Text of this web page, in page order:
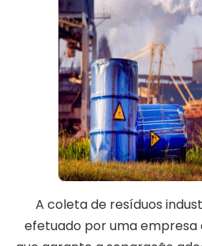
A coleta de resíduos
efetuado por uma